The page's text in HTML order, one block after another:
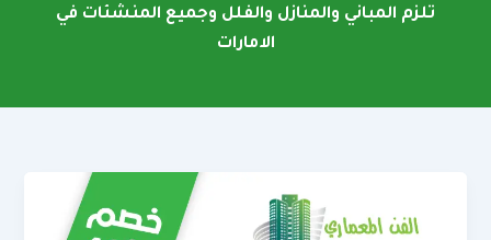
تلزم المباني والمنازل والفلل وجميع المنشئات في
الامارات